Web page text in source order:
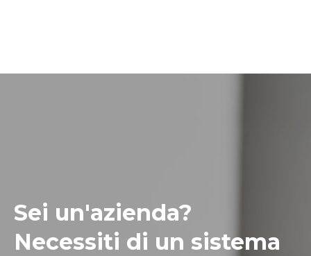
Sei un'azienda?
Necessiti di un sistema